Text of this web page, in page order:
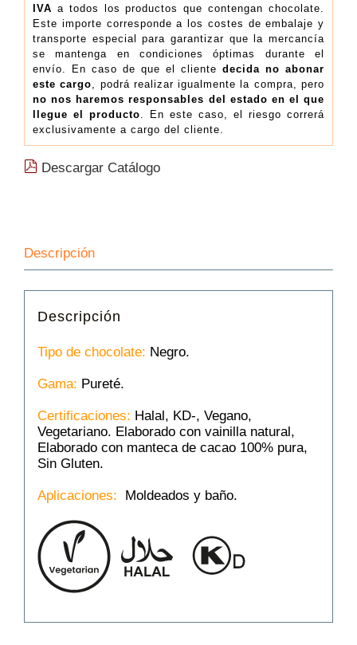
IVA a todos los productos que contengan chocolate.
Este importe corresponde a los costes de embalaje y
transporte especial para garantizar que la mercancía
se mantenga en condiciones óptimas durante el
envío. En caso de que el cliente decida no abonar
este cargo , podrá realizar igualmente la compra, pero
no nos haremos responsables del estado en el que
llegue el producto . En este caso, el riesgo correrá
exclusivamente a cargo del cliente.
Descargar Catálogo
Descripción
Descripción
Tipo de chocolate: Negro.
Gama: Pureté.
Certificaciones: Halal, KD-, Vegano,
Vegetariano. Elaborado con vainilla natural,
Elaborado con manteca de cacao 100% pura,
Sin Gluten.
Aplicaciones: Moldeados y baño.